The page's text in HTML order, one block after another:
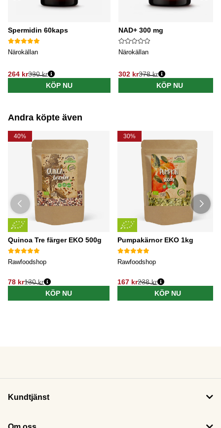
Spermidin 60kaps
Närokällan
264 kr
Ordinarie pris:
330 kr
KÖP NU
NAD+ 300 mg
Närokällan
302 kr
Ordinarie pris:
378 kr
KÖP NU
Andra köpte även
40%
Quinoa Tre färger EKO 500g
Rawfoodshop
78 kr130 kr
KÖP NU
30%
Pumpakärnor EKO 1kg
Rawfoodshop
167 kr238 kr
KÖP NU
Kundtjänst